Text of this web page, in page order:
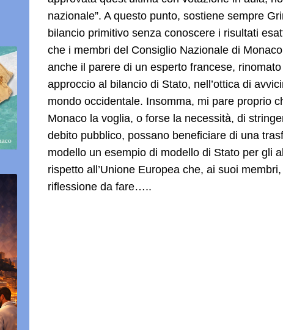
nazionale”. A questo punto, sostiene sempre
bilancio primitivo senza conoscere i risultati
che i membri del Consiglio Nazionale di
anche il parere di un esperto francese,
approccio al bilancio di Stato, nell’ottica di
mondo occidentale. Insomma, mi pare proprio
Monaco la voglia, o forse la necessità, di
debito pubblico, possano beneficiare di una
modello un esempio di modello di Stato per gli
rispetto all’Unione Europea che, ai suoi
riflessione da fare…..